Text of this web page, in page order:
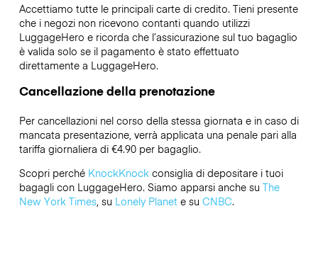
Accettiamo tutte le principali carte di credito. Tieni presente
che i negozi non ricevono contanti quando utilizzi
LuggageHero e ricorda che l’assicurazione sul tuo bagaglio
è valida solo se il pagamento è stato effettuato
direttamente a LuggageHero.
Cancellazione della prenotazione
Per cancellazioni nel corso della stessa giornata e in caso di
mancata presentazione, verrà applicata una penale pari alla
tariffa giornaliera di €4.90 per bagaglio.
Scopri perché KnockKnockconsiglia di depositare i tuoi
bagagli con LuggageHero. Siamo apparsi anche su The
New York Times, su Lonely Planete su CNBC.